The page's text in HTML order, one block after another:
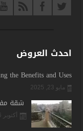
احدث العروض
the Benefits and Uses
مايو 23, 2025
شقة
أكتوبر 06, 2024